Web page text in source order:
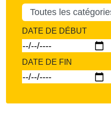
DATE DE DÉBUT
DATE DE FIN